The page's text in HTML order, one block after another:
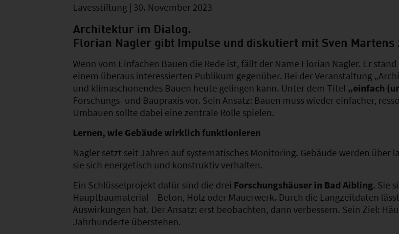
Lavesstiftung | 30. November 2023
Architektur im Dialog.
Florian Nagler gibt Impulse und diskutiert mit Sven Martens
Wenn vom Einfachen Bauen die Rede ist, fällt der Name Florian Nagler. Er
einem überaus interessierten Publikum gegenüber. Bei der Veranstaltung
und klimaschonendes Bauen heute gelingen kann. Unter dem Titel „einfach
Forschungs- und Baupraxis vor. Sein Ansatz: Bauen muss wieder einfacher,
Umbauen sollte dabei eine zentrale Rolle spielen.
Lernen, wie Gebäude wirklich funktionieren
Nagler setzt seit Jahren auf systematisches Monitoring. Gebäude werden
sie sich energetisch und konstruktiv verhalten.
Ein Schlüsselprojekt dafür sind die drei Forschungshäuser in Bad Aibling. Sie
Hauptbaumaterial – Beton, Holz oder Mauerwerk. Durch die Langzeitdaten
Auswirkungen hat. Der Ansatz: erst beobachten, dann verbessern. Sein Ziel:
Jahrhunderte überstehen.